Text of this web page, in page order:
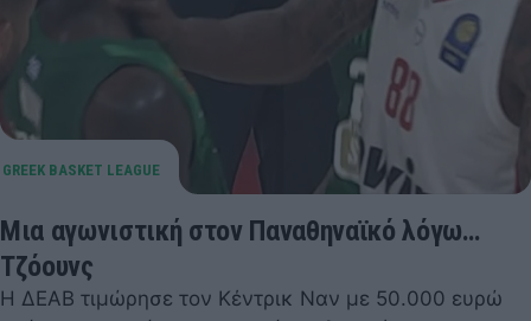
Μια αγωνιστική στον Παναθηναϊκό λόγω…
Τζόουνς
Η ΔΕΑΒ τιμώρησε τον Κέντρικ Ναν με 50.000 ευρώ